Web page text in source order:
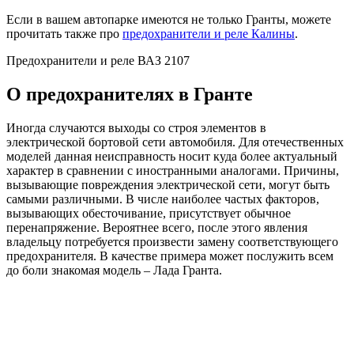
Если в вашем автопарке имеются не только Гранты, можете
прочитать также про предохранители и реле Калины.
Предохранители и реле ВАЗ 2107
О предохранителях в Гранте
Иногда случаются выходы со строя элементов в
электрической бортовой сети автомобиля. Для отечественных
моделей данная неисправность носит куда более актуальный
характер в сравнении с иностранными аналогами. Причины,
вызывающие повреждения электрической сети, могут быть
самыми различными. В числе наиболее частых факторов,
вызывающих обесточивание, присутствует обычное
перенапряжение. Вероятнее всего, после этого явления
владельцу потребуется произвести замену соответствующего
предохранителя. В качестве примера может послужить всем
до боли знакомая модель – Лада Гранта.